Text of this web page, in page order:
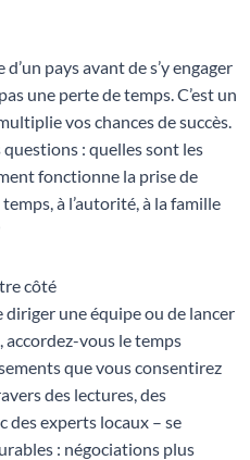
pays avant de s’y engager
une perte de temps. C’est un
vos chances de succès.
: quelles sont les
fonctionne la prise de
à l’autorité, à la famille
côté
une équipe ou de lancer
accordez-vous le temps
que vous consentirez
des lectures, des
des experts locaux – se
: négociations plus